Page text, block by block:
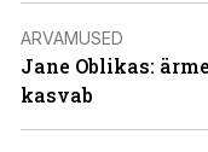
ARVAMUSED
Jane Oblikas:
kasvab